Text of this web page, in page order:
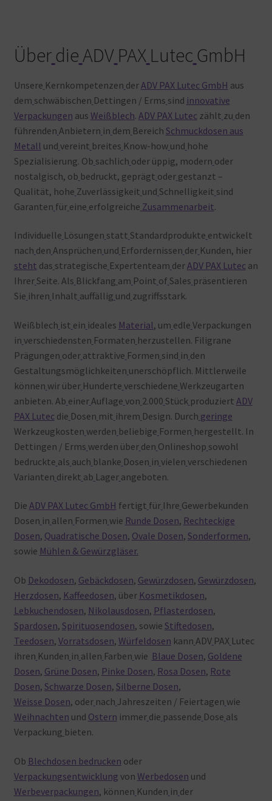
Über dieADV PAX Lutec GmbH
Unsere Kernkompetenzen derADV PAX Lutec GmbH aus
dem schwäbischen Dettingen / Erms sind innovative
Verpackungen aus Weißblech. ADV PAX Luteczählt zu den
führenden Anbietern in dem Bereich Schmuckdosen aus
Metall und vereint breites Know-how und hohe
Spezialisierung. Ob sachlich oder üppig, modern oder
nostalgisch, ob bedruckt, geprägt oder gestanzt –
Qualität, hohe Zuverlässigkeit und Schnelligkeit sind
Garanten für eine erfolgreiche Zusammenarbeit.
Individuelle Lösungen statt Standardprodukte entwickelt
nach den Ansprüchen und Erfordernissen der Kunden, hier
steht das strategische Expertenteam derADV PAX Lutecan
Ihrer Seite. Als Blickfang am Point of Sales präsentieren
Sie ihren Inhalt auffällig und zugriffsstark.
Weißblech ist ein ideales Material, um edle Verpackungen
in verschiedensten Formaten herzustellen. Filigrane
Prägungen oder attraktive Formen sind in den
Gestaltungsmöglichkeiten unerschöpflich. Mittlerweile
können wir über Hunderte verschiedene Werkzeugarten
anbieten. Ab einer Auflage von 2.000 Stück produziert ADV
PAX Lutecdie Dosen mit ihrem Design. Durch geringe
Werkzeugkosten werden beliebige Formen hergestellt. In
Dettingen / Erms werden über den Onlineshop sowohl
bedruckte als auch blanke Dosen in vielen verschiedenen
Varianten direkt ab Lager angeboten.
Die ADV PAX Lutec GmbH fertigt für Ihre Gewerbekunden
Dosen in allen Formen wie Runde Dosen, Rechteckige
Dosen, Quadratische Dosen, Ovale Dosen, Sonderformen,
sowie Mühlen & Gewürzgläser.
Ob Dekodosen, Gebäckdosen, Gewürzdosen, Gewürzdosen,
Herzdosen, Kaffeedosen, über Kosmetikdosen,
Lebkuchendosen, Nikolausdosen, Pflasterdosen,
Spardosen, Spirituosendosen, sowie Stiftedosen,
Teedosen, Vorratsdosen, Würfeldosen kann ADV PAX Lutec
ihren Kunden in allen Farben wie Blaue Dosen, Goldene
Dosen, Grüne Dosen, Pinke Dosen, Rosa Dosen, Rote
Dosen, Schwarze Dosen, Silberne Dosen,
Weisse Dosen, oder nach Jahreszeiten / Feiertagen wie
Weihnachten und Ostern immer die passende Dose als
Verpackung bieten.
Ob Blechdosen bedrucken oder
Verpackungsentwicklung von Werbedosen und
Werbeverpackungen, können Kunden in der